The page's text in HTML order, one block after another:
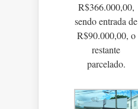
R$366.000,00,
sendo entrada de
R$90.000,00, o
restante
parcelado.